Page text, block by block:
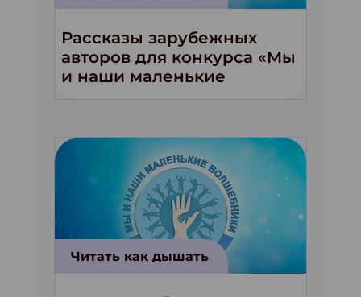
Рассказы зарубежных
авторов для конкурса «Мы
и наши маленькие
волшебники!»
Читать как дышать